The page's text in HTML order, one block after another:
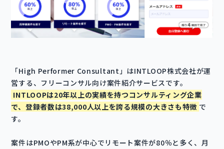
「High Performer Consultant」はINTLOOP株式会社が運
営する、フリーコンサル向け案件紹介サービスです。
INTLOOPは20年以上の実績を持つコンサルティング企業
で、登録者数は38,000人以上を誇る規模の大きさも特徴 で
す。
案件はPMOやPM系が中心でリモート案件が80％と多く、月